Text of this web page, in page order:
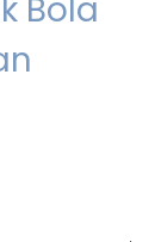
Bola